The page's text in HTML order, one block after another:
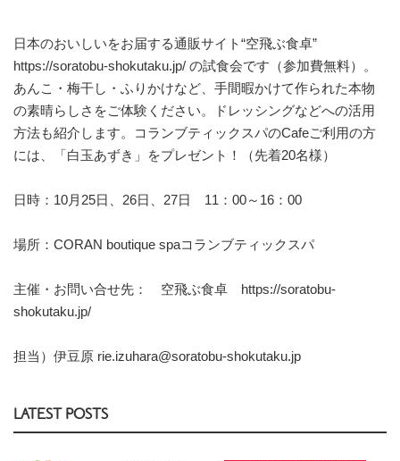
日本のおいしいをお届する通販サイト“空飛ぶ食卓”
https://soratobu-shokutaku.jp/ の試食会です（参加費無料）。
あんこ・梅干し・ふりかけなど、手間暇かけて作られた本物
の素晴らしさをご体験ください。ドレッシングなどへの活用
方法も紹介します。コランブティックスパのCafeご利用の方
には、「白玉あずき」をプレゼント！（先着20名様）
日時：10月25日、26日、27日 11：00～16：00
場所：CORAN boutique spaコランブティックスパ
主催・お問い合せ先： 空飛ぶ食卓 https://soratobu-
shokutaku.jp/
担当）伊豆原 rie.izuhara@soratobu-shokutaku.jp
LATEST POSTS